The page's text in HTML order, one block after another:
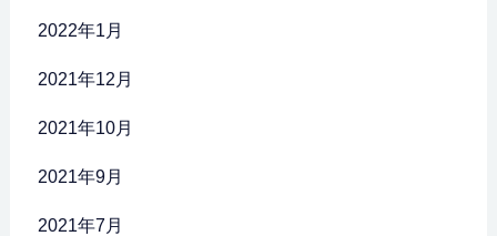
2022年1月
2021年12月
2021年10月
2021年9月
2021年7月